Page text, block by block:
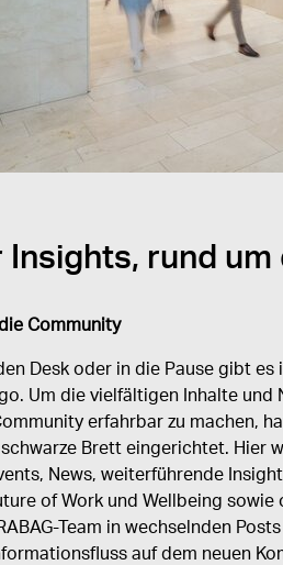
rund um
Community
Desk oder in die Pause gibt es
Um die vielfältigen Inhalte und
erfahrbar zu machen,
Brett eingerichtet. Hier
News, weiterführende
of Work und Wellbeing
Team in wechselnden
auf dem neuen